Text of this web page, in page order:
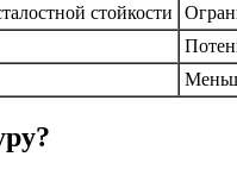
стойкости